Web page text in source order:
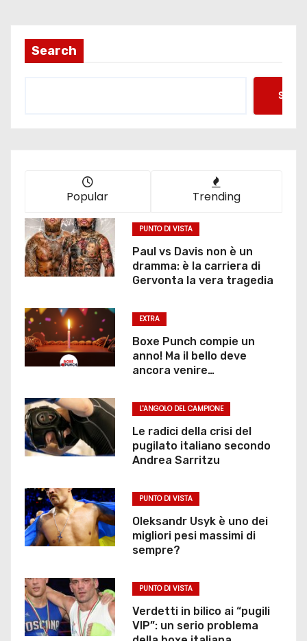
Search
Popular Trending
PUNTO DI VISTA
Paul vs Davis non è un
dramma: è la carriera di
Gervonta la vera tragedia
EXTRA
Boxe Punch compie un
anno! Ma il bello deve
ancora venire…
L'ANGOLO DEL CAMPIONE
Le radici della crisi del
pugilato italiano secondo
Andrea Sarritzu
PUNTO DI VISTA
Oleksandr Usyk è uno dei
migliori pesi massimi di
sempre?
PUNTO DI VISTA
Verdetti in bilico ai “pugili
VIP”: un serio problema